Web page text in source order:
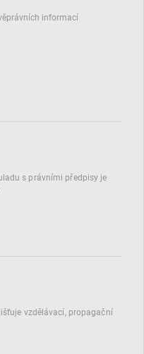
informací
s právními předpisy je
vzdělávací, propagační